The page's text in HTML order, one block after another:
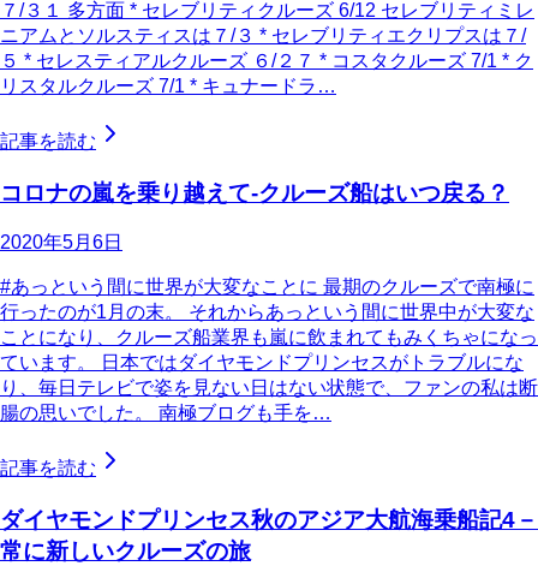
７/３１ 多方面 * セレブリティクルーズ 6/12 セレブリティミレ
ニアムとソルスティスは７/３ * セレブリティエクリプスは７/
５ * セレスティアルクルーズ ６/２７ * コスタクルーズ 7/1 * ク
リスタルクルーズ 7/1 * キュナードラ…
記事を読む
コロナの嵐を乗り越えて-クルーズ船はいつ戻る？
2020年5月6日
#あっという間に世界が大変なことに 最期のクルーズで南極に
行ったのが1月の末。 それからあっという間に世界中が大変な
ことになり、クルーズ船業界も嵐に飲まれてもみくちゃになっ
ています。 日本ではダイヤモンドプリンセスがトラブルにな
り、毎日テレビで姿を見ない日はない状態で、ファンの私は断
腸の思いでした。 南極ブログも手を…
記事を読む
ダイヤモンドプリンセス秋のアジア大航海乗船記4－
常に新しいクルーズの旅